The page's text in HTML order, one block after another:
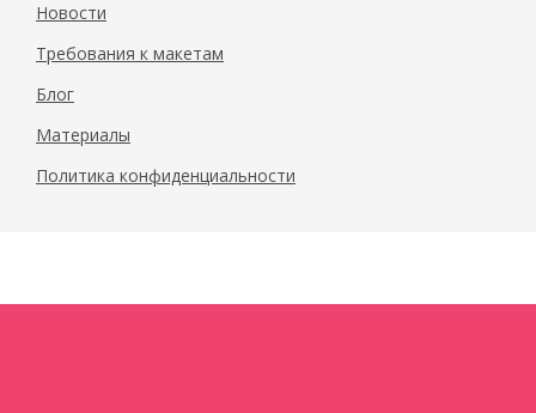
Новости
Требования к макетам
Блог
Материалы
Политика конфиденциальности